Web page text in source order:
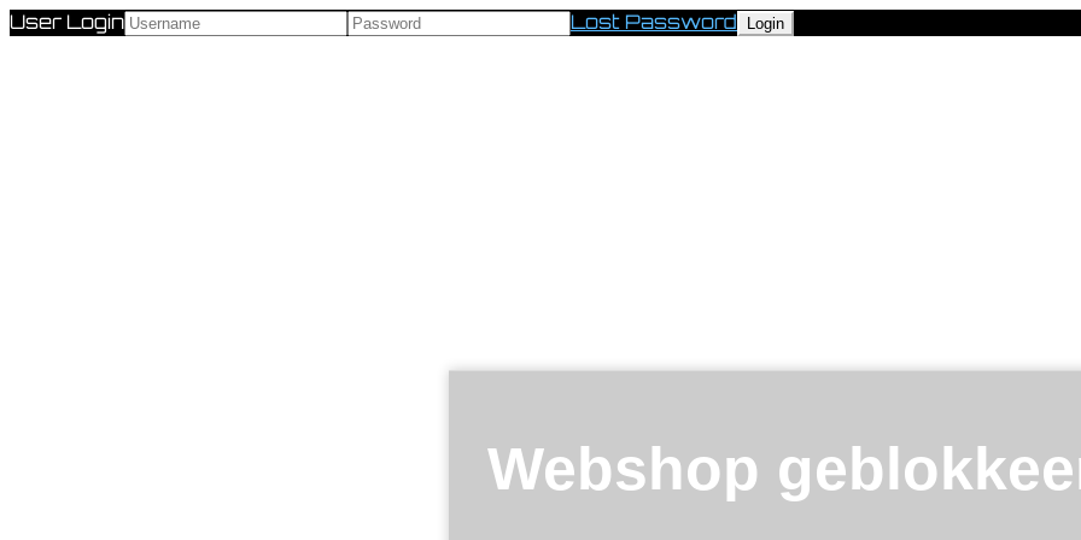
Webshop
User Login Lost Password